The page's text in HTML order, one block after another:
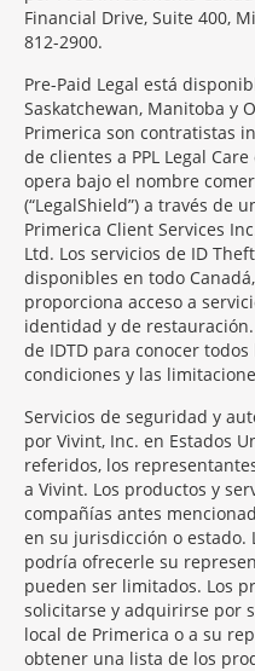
Financial Drive, Suite 400,
812-2900.
Pre-Paid Legal está
Saskatchewan, Manitoba y
Primerica son contratistas
de clientes a PPL Legal
opera bajo el nombre
(“LegalShield”) a través de
Primerica Client Services
Ltd. Los servicios de ID
disponibles en todo
proporciona acceso a
identidad y de
de IDTD para conocer
condiciones y las
Servicios de seguridad y
por Vivint, Inc. en Estados
referidos, los
a Vivint. Los productos y
compañías antes
en su jurisdicción o estado.
podría ofrecerle su
pueden ser limitados. Los
solicitarse y adquirirse por
local de Primerica o a su
obtener una lista de los